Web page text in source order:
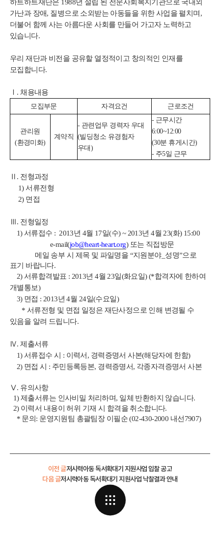
하트하트재단은 1988년 설립 된 전문사회복지기관으로 국내외
가난과 장애, 질병으로 소외받는 아동들을 위한 사업을 펼치며,
더불어 함께 사는 아름다운 사회를 만들어 가고자 노력하고
있습니다.
우리 재단과 비전을 공유할 열정적이고 창의적인 인재를
모집합니다.
Ⅰ. 채용내용
모집부문 자격요건 근로조건
관리원
(환경미화)
계약직
- 관련업무 경력자 우대
(빌딩청소 유경험자
우대)
- 근무시간
6:00~12:00
(30분 휴게시간)
- 주5일 근무
Ⅱ. 전형과정
1) 서류전형
2) 면접
Ⅲ. 전형일정
1) 서류접수 : 2013년 4월 17일(수) ~ 2013년 4월 23(화) 15:00
e-mail(job@heart-heart.org) 또는 직접방문
메일 송부 시 제목 및 파일명을 “지원분야_성명”으로
표기 바랍니다.
2) 서류합격발표 : 2013년 4월 23일(화요일) (*합격자에 한하여
개별통보)
3) 면접 : 2013년 4월 24일(수요일)
* 서류전형 및 면접 일정은 재단사정으로 인해 변경될 수
있음을 알려 드립니다.
Ⅳ. 제출서류
1) 서류접수 시 : 이력서, 경력증명서 사본(해당자에 한함)
2) 면접 시 : 주민등록등본, 경력증명서, 각종자격증명서 사본
Ⅴ. 유의사항
1) 제출서류는 인사비밀 처리하며, 일체 반환하지 않습니다.
2) 이력서 내용이 허위 기재 시 합격을 취소합니다.
* 문의: 운영지원팀 총괄팀장 이필순 (02-430-2000 내선7907)
이전 글저시력아동 독서확대기 지원사업 입찰 공고
저시력아동 독서확대기 지원사업 낙찰결과 안내
다음 글